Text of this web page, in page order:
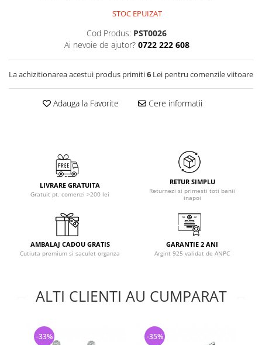
STOC EPUIZAT
Cod Produs: PST0026
Ai nevoie de ajutor? 0722 222 608
La achizitionarea acestui produs primiti6 Lei pentru comenzile viitoare
Adauga la Favorite Cere informatii
LIVRARE GRATUITA
Gratuit pt. comenzi >200 lei
RETUR SIMPLU
Returnezi si primesti toti banii
inapoi
AMBALAJ CADOU GRATIS
Cutiuta premium si saculet organza
GARANTIE 2 ANI
Argint 925 validat de ANPC
ALTI CLIENTI AU CUMPARAT
-33% -35%